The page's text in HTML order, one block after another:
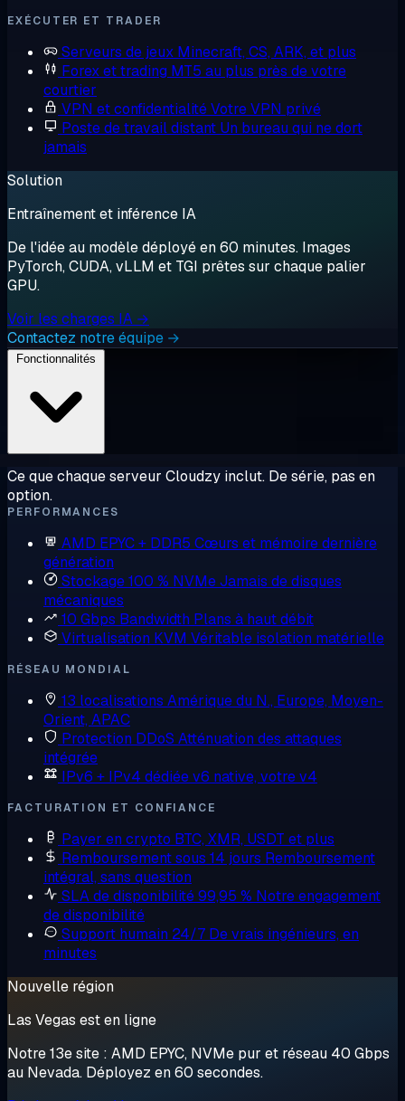
EXÉCUTER ET TRADER
Serveurs de jeux Minecraft, CS, ARK, et plus
Forex et trading MT5 au plus près de votre
courtier
VPN et confidentialitéVotre VPN privé
Poste de travail distant Un bureau qui ne dort
jamais
Solution
Entraînement et inférence IA
De l'idée au modèle déployé en 60 minutes. Images
PyTorch, CUDA, vLLM et TGI prêtes sur chaque palier
GPU.
Voir les charges IA →
Contactez notre équipe →
Ce que chaque serveur Cloudzy inclut. De série, pas en
option.
PERFORMANCES
AMD EPYC + DDR5 Cœurs et mémoire dernière
génération
Stockage 100 % NVMeJamais de disques
mécaniques
10 Gbps Bandwidth Plans à haut débit
Virtualisation KVM Véritable isolation matérielle
RÉSEAU MONDIAL
13 localisations Amérique du N., Europe, Moyen-
Orient, APAC
Protection DDoS Atténuation des attaques
intégrée
IPv6 + IPv4 dédiéev6 native, votre v4
FACTURATION ET CONFIANCE
Payer en crypto BTC, XMR, USDT et plus
Remboursement sous 14 jours Remboursement
intégral, sans question
SLA de disponibilité 99,95 % Notre engagement
de disponibilité
Support humain 24/7 De vrais ingénieurs, en
minutes
Nouvelle région
Las Vegas est en ligne
Notre 13e site : AMD EPYC, NVMe pur et réseau 40 Gbps
au Nevada. Déployez en 60 secondes.